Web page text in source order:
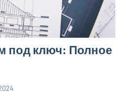
под ключ: Полное